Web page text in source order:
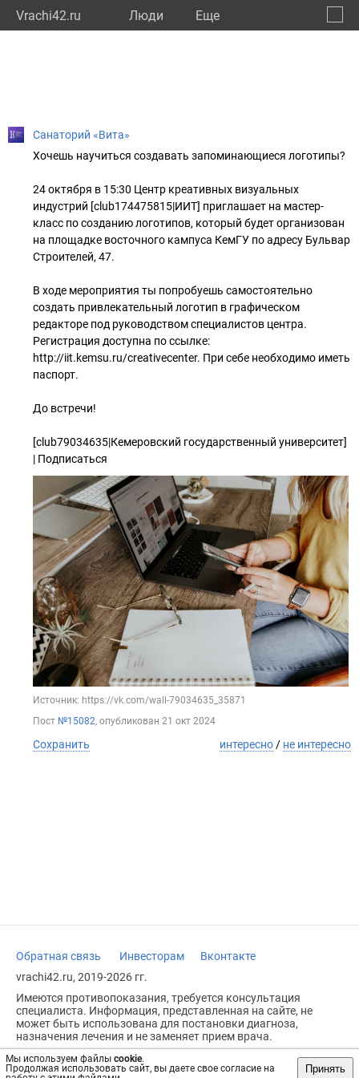
Vrachi42.ru Люди Eще
Мы используем файлы cookie.
Продолжая использовать сайт, вы даете свое согласие на
Принять
Санаторий «Вита»
Хочешь научиться создавать запоминающиеся логотипы?
24 октября в 15:30 Центр креативных визуальных
индустрий [club174475815|ИИТ] приглашает на мастер-
класс по созданию логотипов, который будет организован
на площадке восточного кампуса КемГУ по адресу Бульвар
Строителей, 47.
В ходе мероприятия ты попробуешь самостоятельно
создать привлекательный логотип в графическом
редакторе под руководством специалистов центра.
Регистрация доступна по ссылке:
http://iit.kemsu.ru/creativecenter. При себе необходимо иметь
паспорт.
До встречи!
[club79034635|Кемеровский государственный университет]
| Подписаться
Источник: https://vk.com/wall-79034635_35871
Пост №15082, опубликован 21 окт 2024
Сохранить интересно / не интересно
Обратная связь Инвесторам
Вконтакте
vrachi42.ru, 2019-2026 гг.
Имеются противопоказания, требуется консультация
специалиста. Информация, представленная на сайте, не
может быть использована для постановки диагноза,
назначения лечения и не заменяет прием врача.
Возрастное ограничение: 18+